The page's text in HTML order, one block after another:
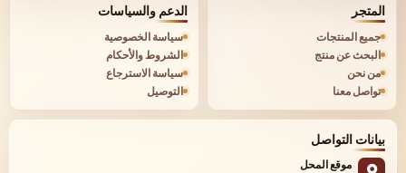
المتجر
جميع المنتجات
البحث عن منتج
من نحن
تواصل معنا
الدعم والسياسات
سياسة الخصوصية
الشروط والأحكام
سياسة الاسترجاع
التوصيل
بيانات التواصل
موقع المحل